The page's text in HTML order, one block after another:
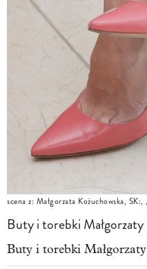
scena z: Małgorzata Kożuchowska,
Buty i torebki Małgorzaty
Buty i torebki